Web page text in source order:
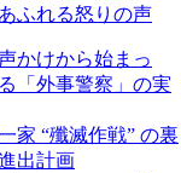
ふれる怒りの声
かけから始まっ
「外事警察」の実
家 “殲滅作戦” の裏
出計画